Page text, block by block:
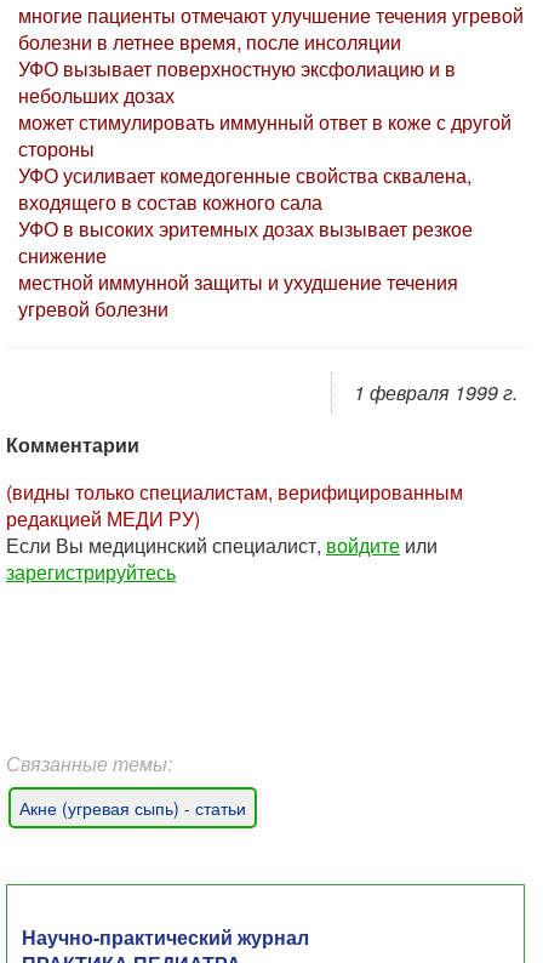
многие пациенты отмечают улучшение течения угревой
болезни в летнее время, после инсоляции
УФО вызывает поверхностную эксфолиацию и в
небольших дозах
может стимулировать иммунный ответ в коже с другой
стороны
УФО усиливает комедогенные свойства сквалена,
входящего в состав кожного сала
УФО в высоких эритемных дозах вызывает резкое
снижение
местной иммунной защиты и ухудшение течения
угревой болезни
1 февраля 1999 г.
Комментарии
(видны только специалистам, верифицированным
редакцией МЕДИ РУ)
Если Вы медицинский специалист, войдите или
зарегистрируйтесь
Связанные темы:
Акне (угревая сыпь) - статьи
Научно-практический журнал